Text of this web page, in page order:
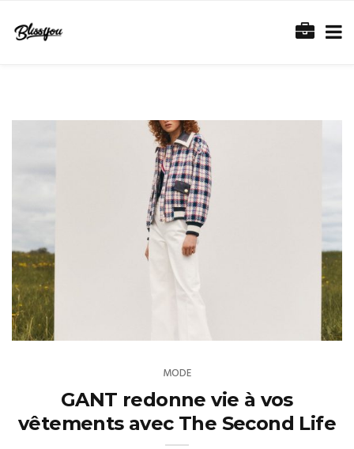
MODE
GANT redonne vie à vos
vêtements avec The Second Life